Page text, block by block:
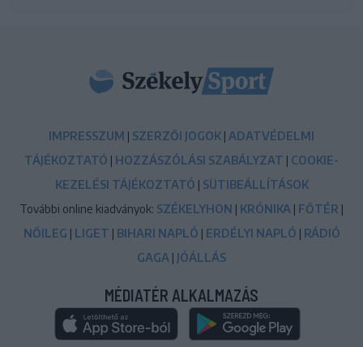
IMPRESSZUM | SZERZŐI JOGOK | ADATVÉDELMI
TÁJÉKOZTATÓ | HOZZÁSZÓLÁSI SZABÁLYZAT | COOKIE-
KEZELÉSI TÁJÉKOZTATÓ | SÜTIBEÁLLÍTÁSOK
További online kiadványok: SZÉKELYHON | KRÓNIKA | FŐTÉR |
NŐILEG | LIGET | BIHARI NAPLÓ | ERDÉLYI NAPLÓ | RÁDIÓ
GAGA | JÓÁLLÁS
MÉDIATÉR ALKALMAZÁS